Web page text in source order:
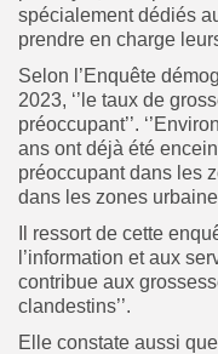
spécialement dédiés
prendre en charge
Selon l’Enquête
2023, ‘’le taux de
préoccupant’’.
ans ont déjà été
préoccupant dans les
dans les zones
Il ressort de cette
l’information et aux
contribue aux
clandestins’’.
Elle constate aussi